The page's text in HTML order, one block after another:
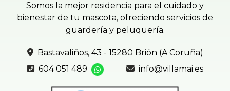
Somos la mejor residencia para el cuidado y
bienestar de tu mascota, ofreciendo servicios de
guardería y peluquería.
Bastavaliños, 43 - 15280 Brión (A Coruña)
604 051 489
info@villamai.es